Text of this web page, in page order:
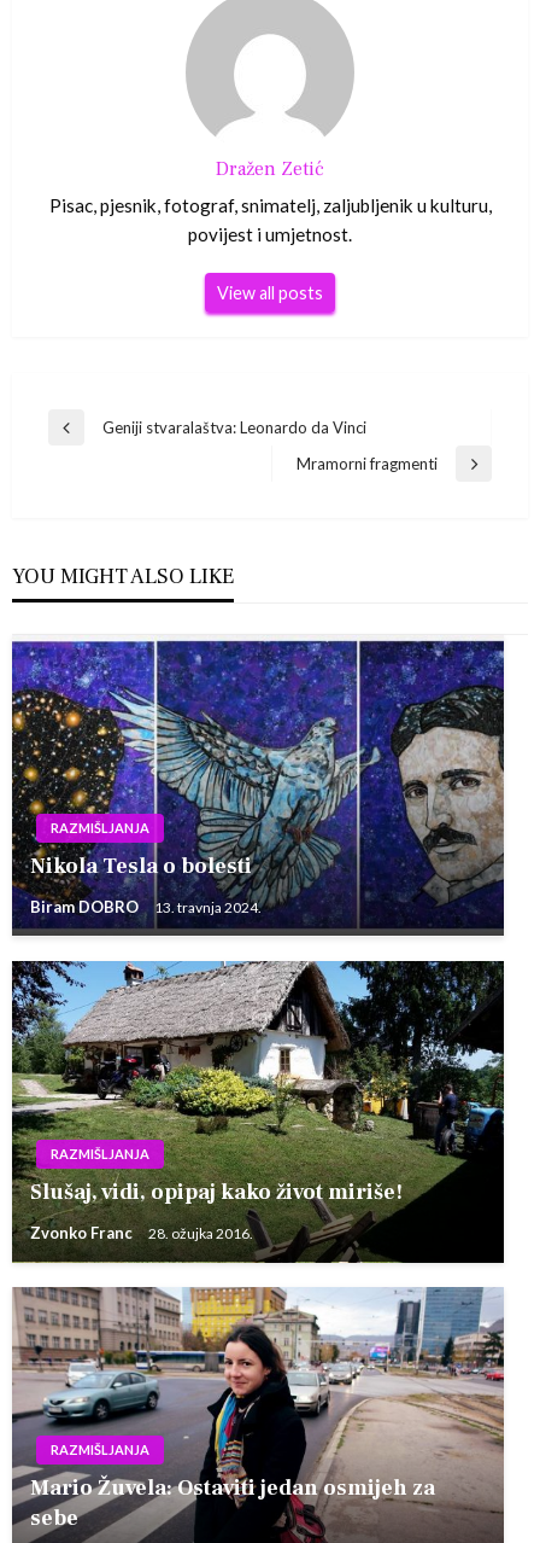
Dražen Zetić
Pisac, pjesnik, fotograf, snimatelj, zaljubljenik u kulturu,
povijest i umjetnost.
View all posts
Navigacija
Previous
Geniji stvaralaštva: Leonardo da Vinci
Next
Mramorni fragmenti
YOU MIGHT ALSO LIKE
RAZMIŠLJANJA
Nikola Tesla o bolesti
Biram DOBRO 13. travnja 2024.
RAZMIŠLJANJA
Slušaj, vidi, opipaj kako život miriše!
Zvonko Franc 28. ožujka 2016.
RAZMIŠLJANJA
Mario Žuvela: Ostaviti jedan osmijeh za
sebe